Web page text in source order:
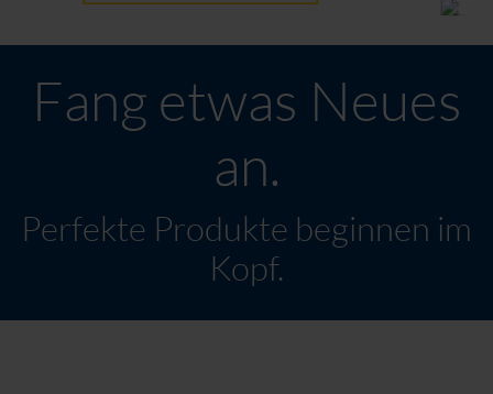
Fang etwas Neues
an.
Perfekte Produkte beginnen im
Kopf.